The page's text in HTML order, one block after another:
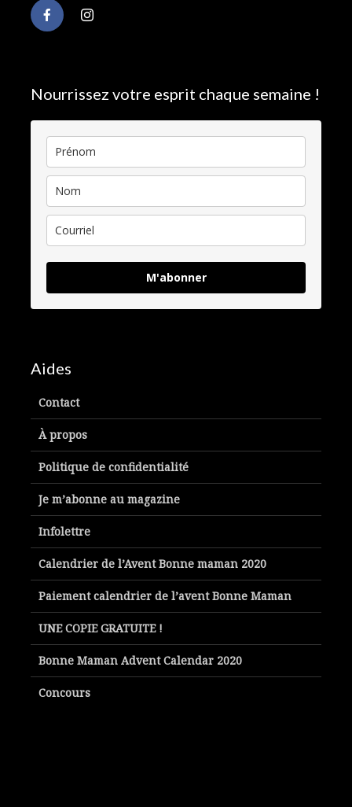
Nourrissez votre esprit chaque semaine !
M'abonner
Aides
Contact
À propos
Politique de confidentialité
Je m’abonne au magazine
Infolettre
Calendrier de l’Avent Bonne maman 2020
Paiement calendrier de l’avent Bonne Maman
UNE COPIE GRATUITE !
Bonne Maman Advent Calendar 2020
Concours